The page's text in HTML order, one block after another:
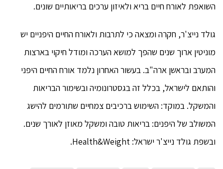
השואפת לאורח חיים בריא ולאיזון ערכים בריאותיים שונים.
גולד נייצ'ר, חקרה ומצאה כי לתרבות ולאורח החיים היפניים יש
מוניטין ארוך שנים שהפך למושא הערכה ומודל חיקוי בארצות
המערב ובראשן ארה"ב. בעשור האחרון נלמד אורח החיים היפני
והותאם לישראל, בכלל זה בגסטרונומיה ובשימור הבריאות
והמשקל. במוקד: השימוש ברכיבים צמחיים שתורמים להישג
המשולב של היפנים: בריאות טובה ומשקל מאוזן לאורך שנים.
ובשפת גולד נייצ'ר ישראל: Health&Weight.